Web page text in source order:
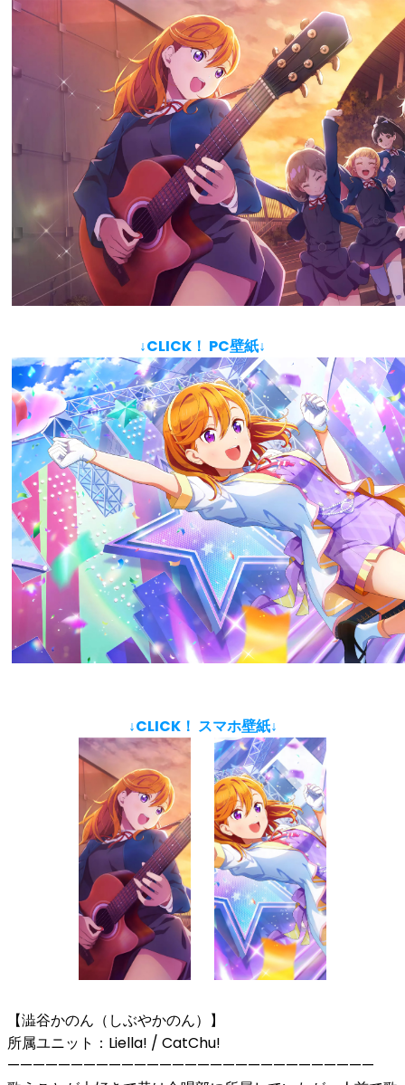
↓CLICK！ PC壁紙↓
↓CLICK！ スマホ壁紙↓
【澁谷かのん（しぶやかのん）】
所属ユニット：Liella! / CatChu!
—————————————————————————————